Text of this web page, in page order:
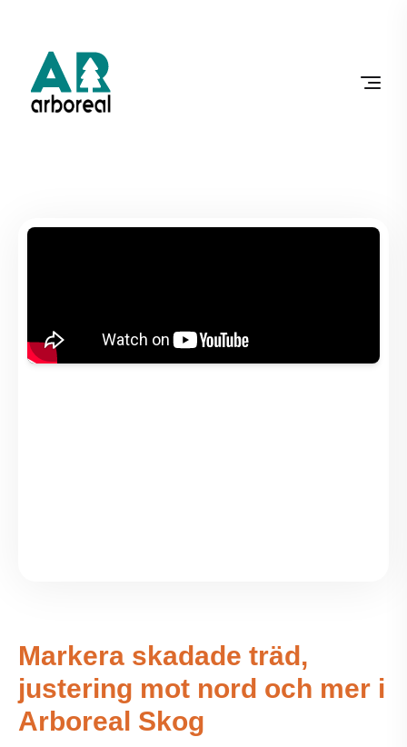
Markera skadade träd,
justering mot nord och mer i
Arboreal Skog